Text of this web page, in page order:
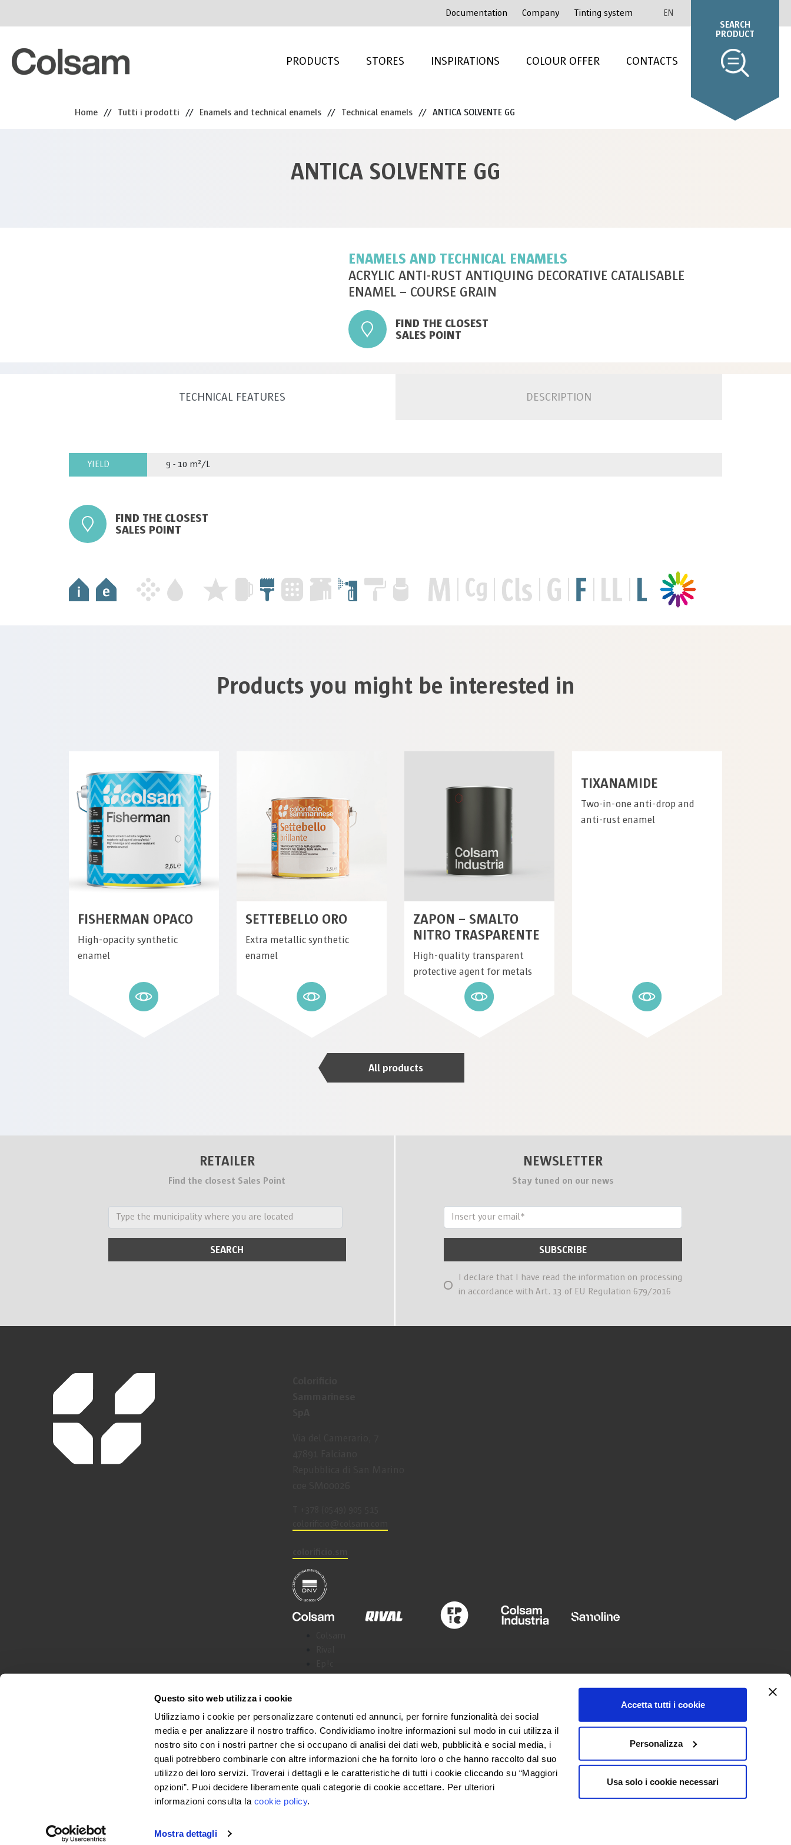
Questo sito web utilizza i cookie
Utilizziamo i cookie per personalizzare contenuti ed annunci, per fornire funzionalità dei social
media e per analizzare il nostro traffico. Condividiamo inoltre informazioni sul modo in cui utilizza il
nostro sito con i nostri partner che si occupano di analisi dei dati web, pubblicità e social media, i
quali potrebbero combinarle con altre informazioni che ha fornito loro o che hanno raccolto dal suo
utilizzo dei loro servizi. Troverai i dettagli e le caratteristiche di tutti i cookie cliccando su “Maggiori
opzioni”. Puoi decidere liberamente quali categorie di cookie accettare. Per ulteriori
informazioni consulta la cookie policy.
Mostra dettagli
Accetta tutti i cookie
Personalizza
Usa solo i cookie necessari
Documentation Company Tinting system EN
PRODUCTS STORES INSPIRATIONS COLOUR OFFER CONTACTS
SEARCH
PRODUCT
Home // Tutti i prodotti // Enamels and technical enamels // Technical enamels // ANTICA SOLVENTE GG
ANTICA SOLVENTE GG
ENAMELS AND TECHNICAL ENAMELS
ACRYLIC ANTI-RUST ANTIQUING DECORATIVE CATALISABLE
ENAMEL – COURSE GRAIN
FIND THE CLOSEST
SALES POINT
TECHNICAL FEATURES DESCRIPTION
YIELD 9 - 10 m²/L
FIND THE CLOSEST
SALES POINT
Products you might be interested in
FISHERMAN OPACO
High-opacity synthetic
enamel
SETTEBELLO ORO
Extra metallic synthetic
enamel
ZAPON – SMALTO
NITRO TRASPARENTE
High-quality transparent
protective agent for metals
TIXANAMIDE
Two-in-one anti-drop and
anti-rust enamel
All products
RETAILER
Find the closest Sales Point
NEWSLETTER
Stay tuned on our news
I declare that I have read the information on processing
in accordance with Art. 13 of EU Regulation 679/2016
© 2025 Colorificio Sammarinese Privacy Policy
Credits
Facebook
Instagram
LANGUAGE
English